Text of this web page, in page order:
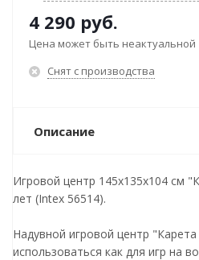
4 290 руб.
Цена может быть неактуальной
Снят с производства
Описание
Игровой центр 145х135х104 см
лет (Intex 56514).
Надувной игровой центр
использоваться как для игр на